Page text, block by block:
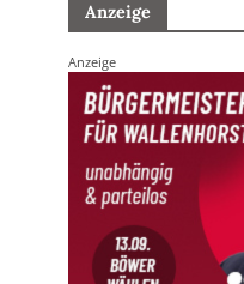
Anzeige
Anzeige